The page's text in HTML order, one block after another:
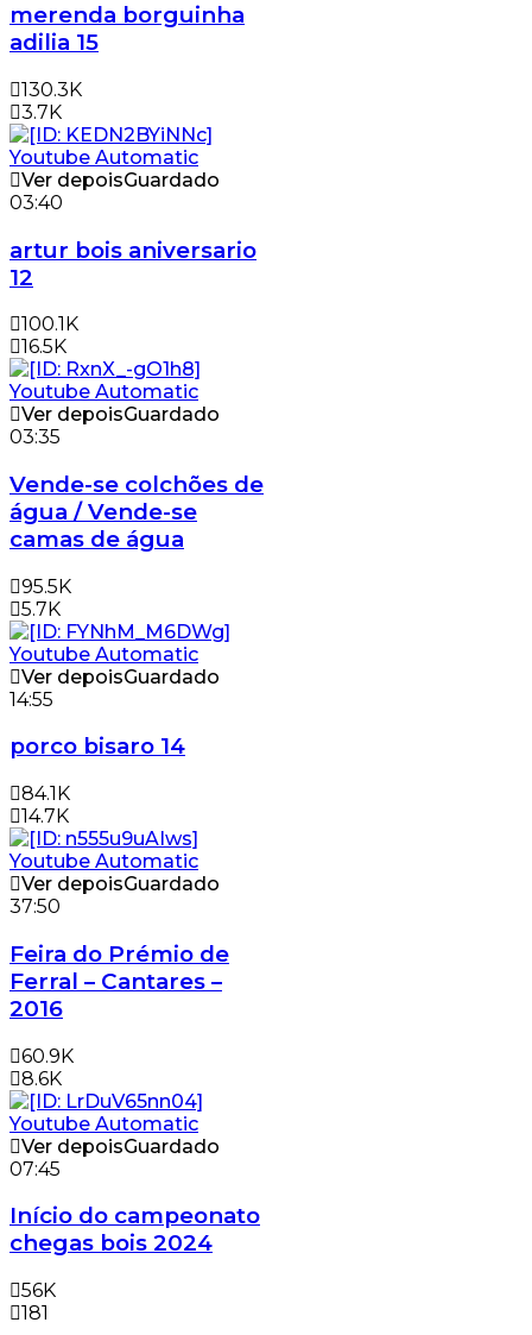
merenda borguinha
adilia 15
130.3K
3.7K
Ver depoisGuardado
03:40
artur bois aniversario
12
100.1K
16.5K
Ver depoisGuardado
03:35
Vende-se colchões de
água / Vende-se
camas de água
95.5K
5.7K
Ver depoisGuardado
14:55
porco bisaro 14
84.1K
14.7K
Ver depoisGuardado
37:50
Feira do Prémio de
Ferral – Cantares –
2016
60.9K
8.6K
Ver depoisGuardado
07:45
Início do campeonato
chegas bois 2024
56K
181